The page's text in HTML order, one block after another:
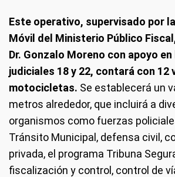
Este operativo, supervisado por
Móvil del Ministerio Público
Dr. Gonzalo Moreno con apoyo
judiciales 18 y 22, contará con 12
motocicletas. Se establecerá un
metros alrededor, que incluirá a
organismos como fuerzas
Tránsito Municipal, defensa civil,
privada, el programa Tribuna
fiscalización y control, control de